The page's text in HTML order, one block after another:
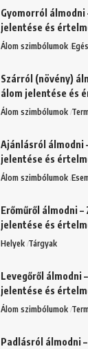
Gyomorról álmodni
jelentése és
Álom szimbólumok
Szárról (növény)
álom jelentése és
Álom szimbólumok
Ajánlásról álmodni
jelentése és
Álom szimbólumok
Erőműről álmodni –
jelentése és
Helyek Tárgyak
Levegőről álmodni
jelentése és
Álom szimbólumok
Padlásról álmodni